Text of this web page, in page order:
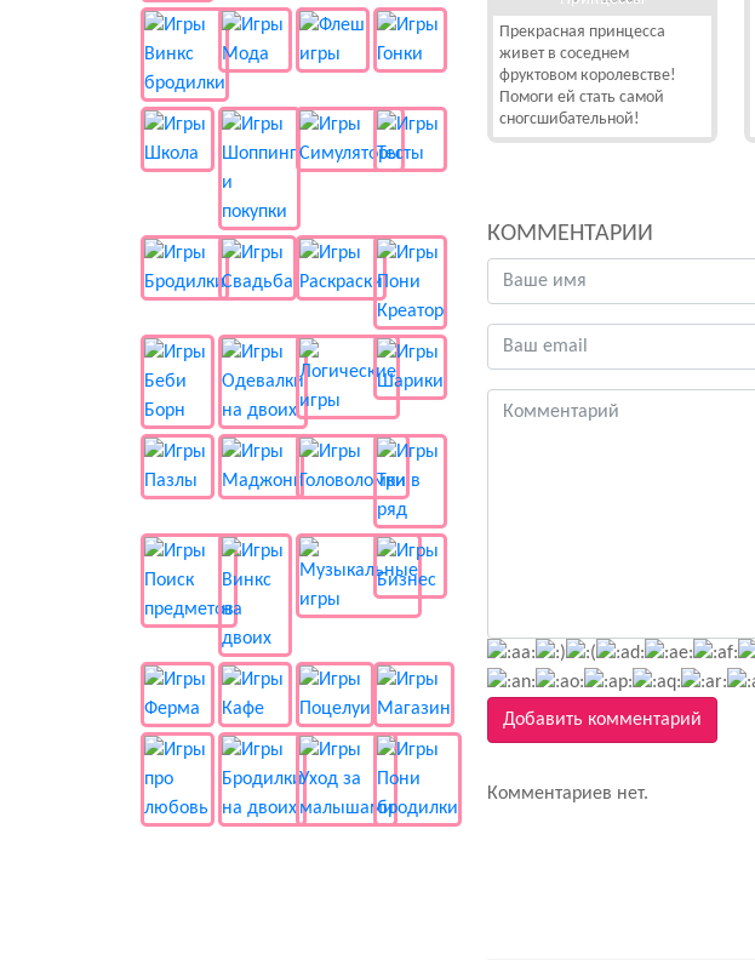
Прекрасная принцесса
живет в соседнем
фруктовом королевстве!
Помоги ей стать самой
сногсшибательной!
КОММЕНТАРИИ
Добавить комментарий
Комментариев нет.